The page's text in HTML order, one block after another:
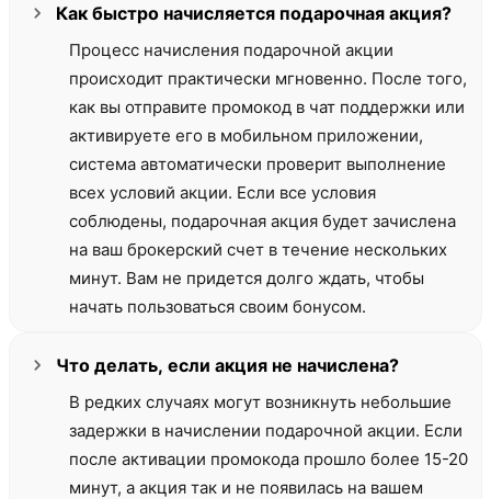
Как быстро начисляется подарочная акция?
Процесс начисления подарочной акции
происходит практически мгновенно. После того,
как вы отправите промокод в чат поддержки или
активируете его в мобильном приложении,
система автоматически проверит выполнение
всех условий акции. Если все условия
соблюдены, подарочная акция будет зачислена
на ваш брокерский счет в течение нескольких
минут. Вам не придется долго ждать, чтобы
начать пользоваться своим бонусом.
Что делать, если акция не начислена?
В редких случаях могут возникнуть небольшие
задержки в начислении подарочной акции. Если
после активации промокода прошло более 15-20
минут, а акция так и не появилась на вашем